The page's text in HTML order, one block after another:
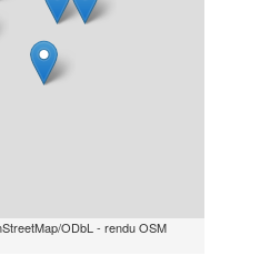
ODbL - rendu OSM